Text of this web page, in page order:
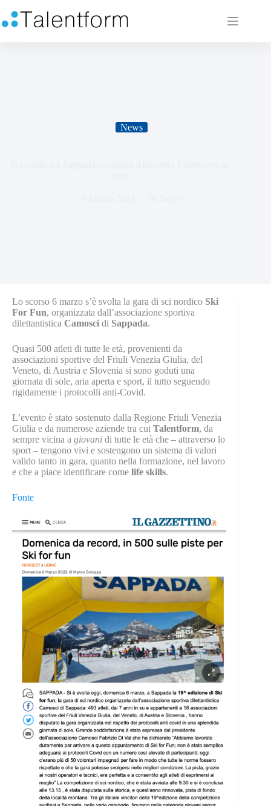
News
Lo scorso 6 marzo s’è svolta la gara di sci nordico Ski
For Fun, organizzata dall’associazione sportiva
dilettantistica Camosci di Sappada.
Quasi 500 atleti di tutte le età, provenienti da
associazioni sportive del Friuli Venezia Giulia, del
Veneto, di Austria e Slovenia si sono goduti una
giornata di sole, aria aperta e sport, il tutto seguendo
rigidamente i protocolli anti-Covid.
L’evento è stato sostenuto dalla Regione Friuli Venezia
Giulia e da numerose aziende tra cui Talentform, da
sempre vicina a giovani di tutte le età che – attraverso lo
sport – tengono vivi e sostengono un sistema di valori
valido tanto in gara, quanto nella formazione, nel lavoro
e che a piace identificare come life skills.
Fonte